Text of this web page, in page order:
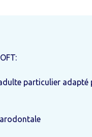
particulier